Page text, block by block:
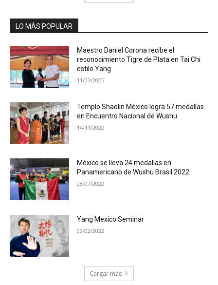
LO MÁS POPULAR
Maestro Daniel Corona recibe el
reconocimiento Tigre de Plata en Tai Chi
estilo Yang
11/03/2025
Templo Shaolin México logra 57 medallas
en Encuentro Nacional de Wushu
14/11/2022
México se lleva 24 medallas en
Panamericano de Wushu Brasil 2022
28/07/2022
Yang Mexico Seminar
09/02/2022
Cargar más